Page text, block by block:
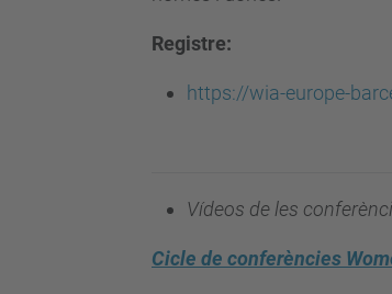
Registre:
https://wia-europe-
Vídeos de les
Cicle de conferències